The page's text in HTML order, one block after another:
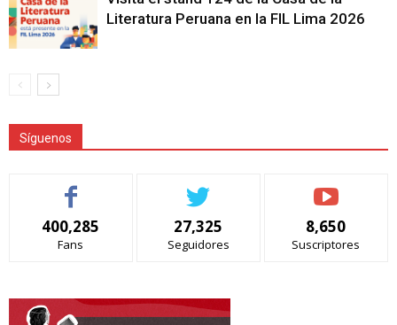
Literatura Peruana en la FIL Lima 2026
Síguenos
400,285
Fans
27,325
Seguidores
8,650
Suscriptores